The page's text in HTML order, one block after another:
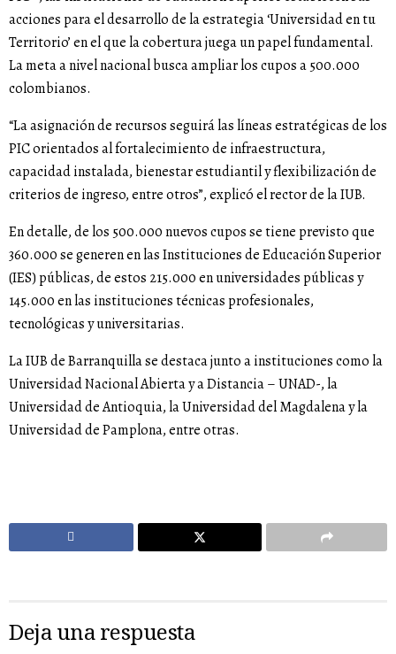
acciones para el desarrollo de la estrategia ‘Universidad en tu
Territorio’ en el que la cobertura juega un papel fundamental.
La meta a nivel nacional busca ampliar los cupos a 500.000
colombianos.
“La asignación de recursos seguirá las líneas estratégicas de los
PIC orientados al fortalecimiento de infraestructura,
capacidad instalada, bienestar estudiantil y flexibilización de
criterios de ingreso, entre otros”, explicó el rector de la IUB.
En detalle, de los 500.000 nuevos cupos se tiene previsto que
360.000 se generen en las Instituciones de Educación Superior
(IES) públicas, de estos 215.000 en universidades públicas y
145.000 en las instituciones técnicas profesionales,
tecnológicas y universitarias.
La IUB de Barranquilla se destaca junto a instituciones como la
Universidad Nacional Abierta y a Distancia – UNAD-, la
Universidad de Antioquia, la Universidad del Magdalena y la
Universidad de Pamplona, entre otras.
Deja una respuesta